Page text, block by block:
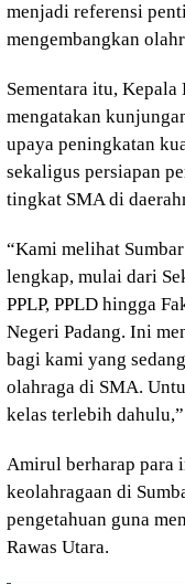
menjadi referensi
mengembangkan
Sementara itu,
mengatakan
upaya peningkatan
sekaligus persiapan
tingkat SMA di
“Kami melihat
lengkap, mulai dari
PPLP, PPLD hingga
Negeri Padang. Ini
bagi kami yang
olahraga di SMA.
kelas terlebih
Amirul berharap para
keolahragaan di
pengetahuan guna
Rawas Utara.